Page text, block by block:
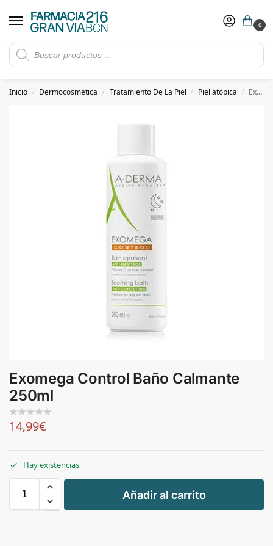
0
Rebajas de verano hasta -30%
​ 5€ de descuento con el cupón 5GRANVIA (compras superiores a 150€)
Inicio / Dermocosmética / Tratamiento De La Piel / Piel atópica / Exomega Control Baño Calmante 250ml
Exomega Control Baño Calmante
250ml
14,99€
Hay existencias
+
-
Añadir al carrito